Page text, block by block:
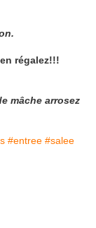
régalez!!!
mâche arrosez
#entree #salee